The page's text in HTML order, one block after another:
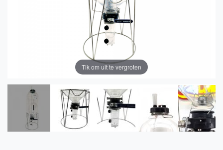
Tik om uit te vergroten